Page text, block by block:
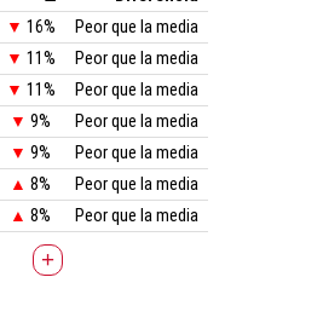
▼ 16%
Peor que la media
▼ 11%
Peor que la media
▼ 11%
Peor que la media
▼ 9%
Peor que la media
▼ 9%
Peor que la media
▲ 8%
Peor que la media
▲ 8% Peor que la media
+